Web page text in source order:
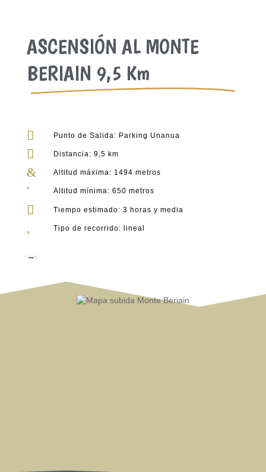
ASCENSIÓN AL MONTE
BERIAIN 9,5 Km
 Punto de Salida: Parking Unanua
 Distancia: 9,5 km
& Altitud máxima: 1494 metros
' Altitud mínima: 650 metros
 Tiempo estimado: 3 horas y media
, Tipo de recorrido: lineal
